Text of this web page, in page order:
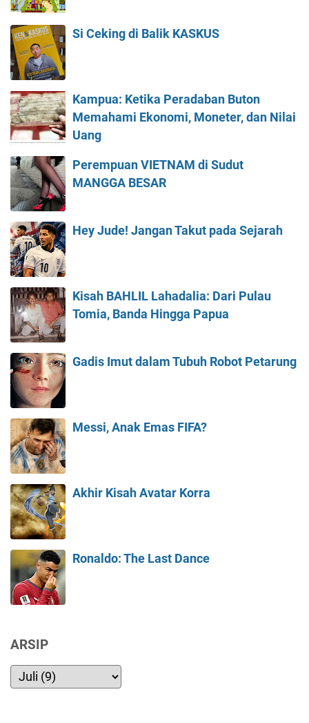
Si Ceking di Balik KASKUS
Kampua: Ketika Peradaban Buton
Memahami Ekonomi, Moneter, dan Nilai
Uang
Perempuan VIETNAM di Sudut
MANGGA BESAR
Hey Jude! Jangan Takut pada Sejarah
Kisah BAHLIL Lahadalia: Dari Pulau
Tomia, Banda Hingga Papua
Gadis Imut dalam Tubuh Robot Petarung
Messi, Anak Emas FIFA?
Akhir Kisah Avatar Korra
Ronaldo: The Last Dance
ARSIP